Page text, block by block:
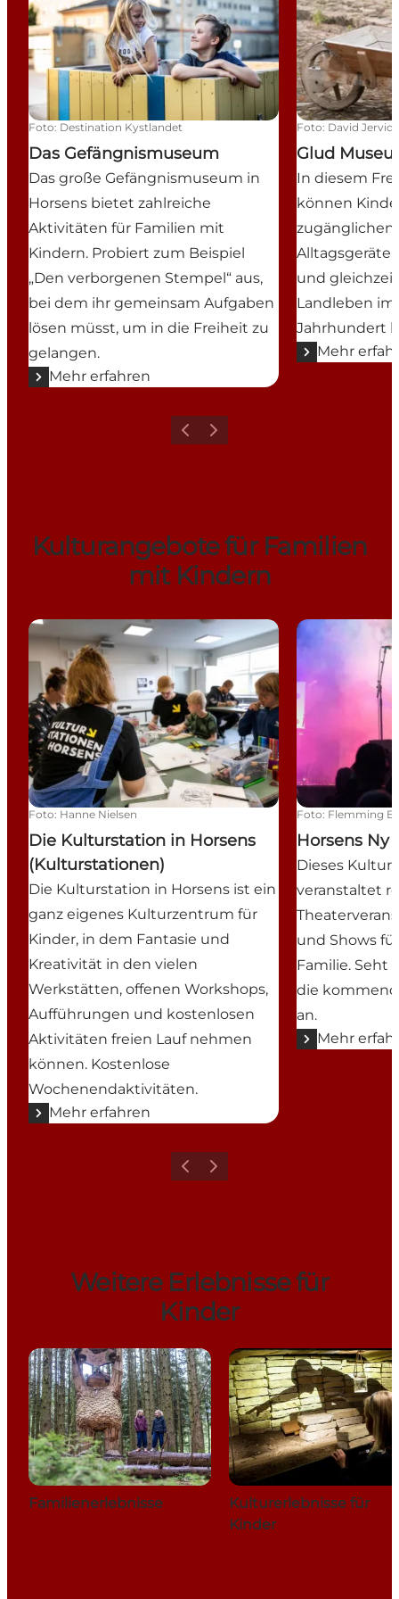
Foto: Destination Kystlandet
Das Gefängnismuseum
Das große Gefängnismuseum in
Horsens bietet zahlreiche
Aktivitäten für Familien mit
Kindern. Probiert zum Beispiel
„Den verborgenen Stempel“ aus,
bei dem ihr gemeinsam Aufgaben
lösen müsst, um in die Freiheit zu
gelangen.
Mehr erfahren
Foto: David
Glud
In diesem
können
zugänglichen
und
Landleben im
Jahrhundert
Mehr
ZurückWeiter
Kulturangebote für Familien
mit Kindern
Die Kulturstation in Horsens (Kulturstationen)
Foto: Hanne Nielsen
Die Kulturstation in Horsens
(Kulturstationen)
Die Kulturstation in Horsens ist ein
ganz eigenes Kulturzentrum für
Kinder, in dem Fantasie und
Kreativität in den vielen
Werkstätten, offenen Workshops,
Aufführungen und kostenlosen
Aktivitäten freien Lauf nehmen
können. Kostenlose
Wochenendaktivitäten.
Mehr erfahren
Horsens Ny
Foto: Flemming
Horsens Ny
Dieses
veranstaltet
und Shows
Familie. Seht
die
an.
Mehr
ZurückWeiter
Weitere Erlebnisse für
Kinder
Familienerlebnisse
Kulturerlebnisse für
Kinder